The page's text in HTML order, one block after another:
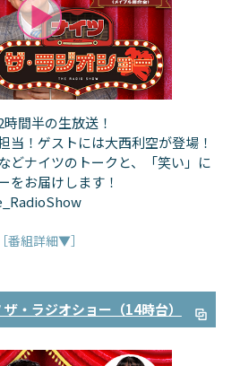
間半の生放送！
当！ゲストには大西利空が登場！
どナイツのトークと、「笑い」に
をお届けします！
［番組詳細▼］
ザ・ラジオショー（14時台）